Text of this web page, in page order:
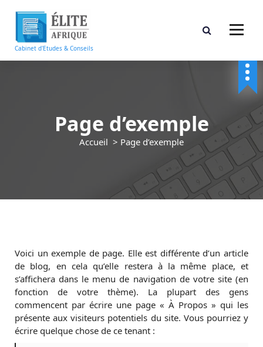
r
Cabinet d'Etudes & Conseils
Page d’exemple
Accueil > Page d’exemple
Voici un exemple de page. Elle est différente d’un article
de blog, en cela qu’elle restera à la même place, et
s’affichera dans le menu de navigation de votre site (en
fonction de votre thème). La plupart des gens
commencent par écrire une page « À Propos » qui les
présente aux visiteurs potentiels du site. Vous pourriez y
écrire quelque chose de ce tenant :